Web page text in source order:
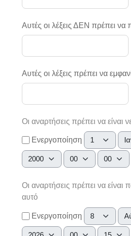
Αυτές οι λέξεις ΔΕΝ πρέπει να
Αυτές οι λέξεις πρέπει να
Οι αναρτήσεις πρέπει να είναι
Ενεργοποίηση Μέρα
Έτος Ώρα Λεπτό
Οι αναρτήσεις πρέπει να είναι
αυτό
Ενεργοποίηση Μέρα
Έτος Ώρα Λεπτό